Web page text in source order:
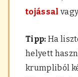
tojással
Tipp: Ha
helyett
krumpliból